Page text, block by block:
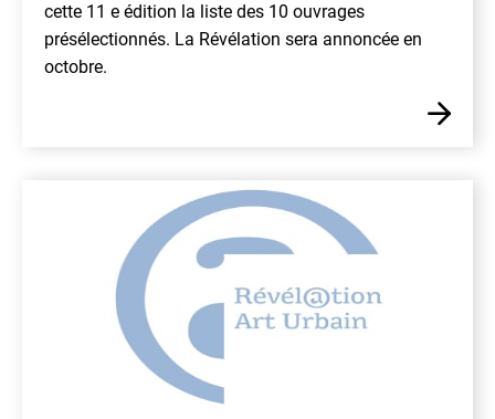
cette 11 e édition la liste des 10 ouvrages
présélectionnés. La Révélation sera annoncée en
octobre.